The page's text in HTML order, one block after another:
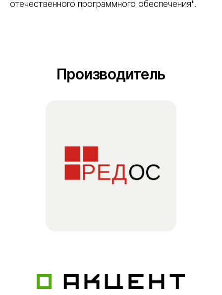
отечественного программного обеспечения".
Производитель